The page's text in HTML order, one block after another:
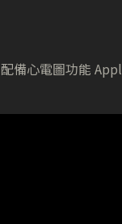
配備心電圖功能